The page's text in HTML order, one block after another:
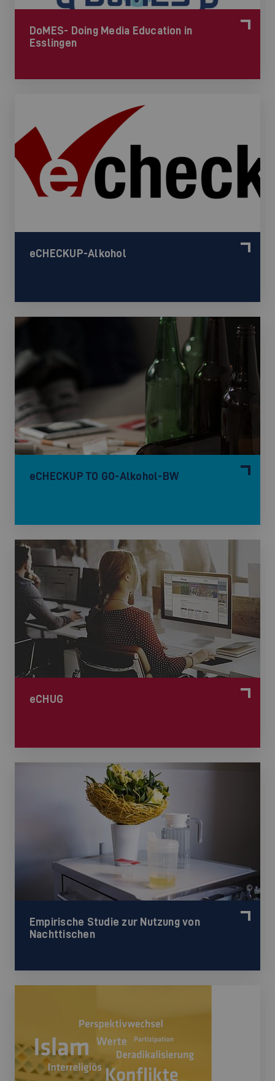
DoMES- Doing Media Education in
Esslingen
eCHECKUP-Alkohol
eCHECKUP TO GO-Alkohol-BW
eCHUG
©
Empirische Studie zur Nutzung von
Nachttischen